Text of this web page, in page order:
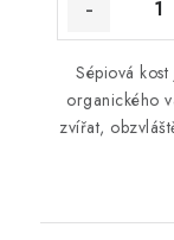
Sépiová
organického
zvířat,